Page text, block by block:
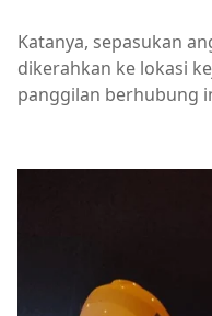
Katanya, sepasukan
dikerahkan ke lokasi
panggilan berhubung